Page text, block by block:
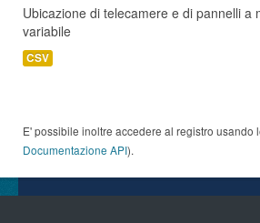
Ubicazione di telecamere e di pannelli a
variabile
CSV
E' possibile inoltre accedere al registro usando
Documentazione API).